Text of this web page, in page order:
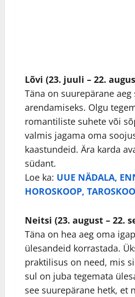
Lõvi (23. juuli – 22.
Täna on suurepärane aeg
arendamiseks. Olgu
romantiliste suhete või
valmis jagama oma
kaastundeid. Ära karda
südant.
Loe ka: UUE NÄDALA,
HOROSKOOP,
Neitsi (23. august – 22.
Täna on hea aeg oma
ülesandeid korrastada.
praktilisus on need, mis
sul on juba tegemata
see suurepärane hetk, et